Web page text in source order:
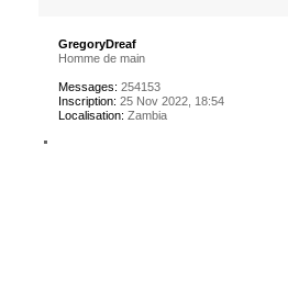
GregoryDreaf
Homme de main
Messages: 254153
Inscription: 25 Nov 2022, 18:54
Localisation: Zambia